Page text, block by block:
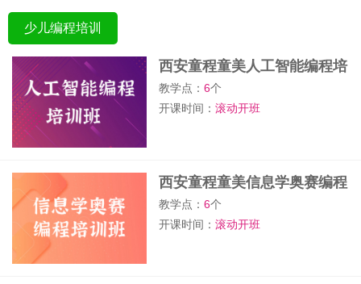
少儿编程培训
西安童程童美人工智能编程培
训班
教学点：6个
开课时间：滚动开班
西安童程童美信息学奥赛编程
培训班
教学点：6个
开课时间：滚动开班